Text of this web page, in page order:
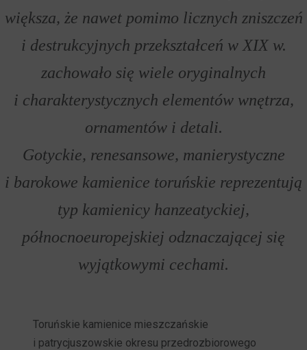
większa, że nawet pomimo licznych zniszczeń
i destrukcyjnych przekształceń w XIX w.
zachowało się wiele oryginalnych
i charakterystycznych elementów wnętrza,
ornamentów i detali.
Gotyckie, renesansowe, manierystyczne
i barokowe kamienice toruńskie reprezentują
typ kamienicy hanzeatyckiej,
północnoeuropejskiej odznaczającej się
wyjątkowymi cechami.
Toruńskie kamienice mieszczańskie
i patrycjuszowskie okresu przedrozbiorowego